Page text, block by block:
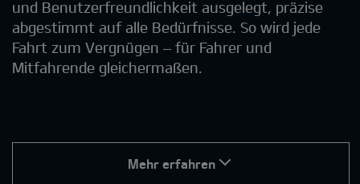
und Benutzerfreundlichkeit ausgelegt, präzise
abgestimmt auf alle Bedürfnisse. So wird jede
Fahrt zum Vergnügen – für Fahrer und
Mitfahrende gleichermaßen.
Mehr erfahren